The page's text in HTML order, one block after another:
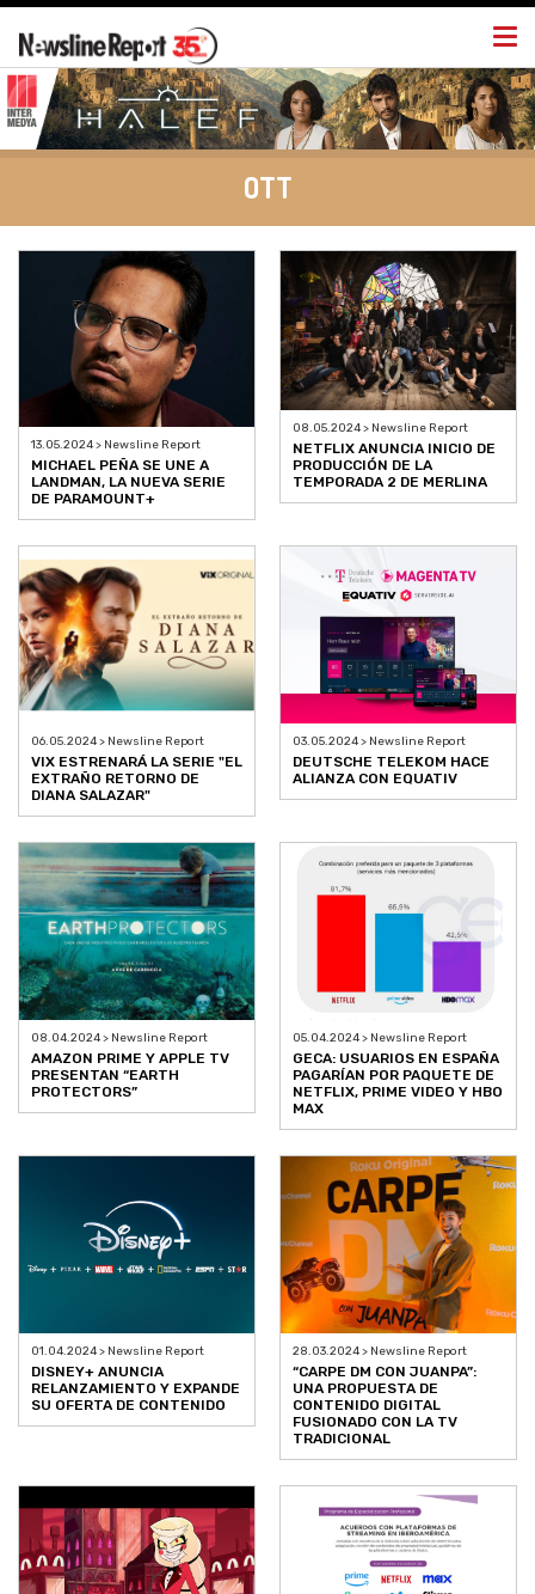
OTT
13.05.2024 > Newsline Report
MICHAEL PEÑA SE UNE A
LANDMAN, LA NUEVA SERIE
DE PARAMOUNT+
08.05.2024 > Newsline Report
NETFLIX ANUNCIA INICIO DE
PRODUCCIÓN DE LA
TEMPORADA 2 DE MERLINA
06.05.2024 > Newsline Report
VIX ESTRENARÁ LA SERIE "EL
EXTRAÑO RETORNO DE
DIANA SALAZAR"
03.05.2024 > Newsline Report
DEUTSCHE TELEKOM HACE
ALIANZA CON EQUATIV
08.04.2024 > Newsline Report
AMAZON PRIME Y APPLE TV
PRESENTAN “EARTH
PROTECTORS”
05.04.2024 > Newsline Report
GECA: USUARIOS EN ESPAÑA
PAGARÍAN POR PAQUETE DE
NETFLIX, PRIME VIDEO Y HBO
MAX
01.04.2024 > Newsline Report
DISNEY+ ANUNCIA
RELANZAMIENTO Y EXPANDE
SU OFERTA DE CONTENIDO
28.03.2024 > Newsline Report
“CARPE DM CON JUANPA”:
UNA PROPUESTA DE
CONTENIDO DIGITAL
FUSIONADO CON LA TV
TRADICIONAL